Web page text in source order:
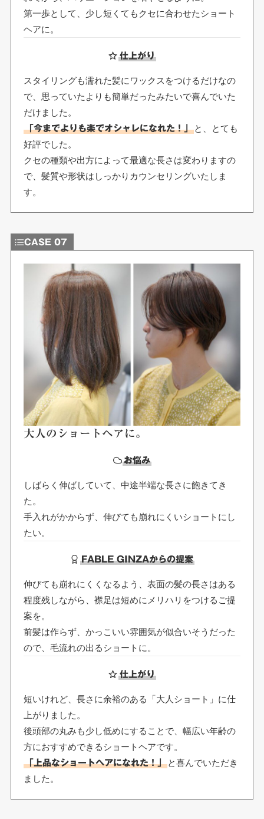
第一歩として、少し短くてもクセに合わせたショート
ヘアに。
仕上がり
スタイリングも濡れた髪にワックスをつけるだけなの
で、思っていたよりも簡単だったみたいで喜んでいた
だけました。
「今までよりも楽でオシャレになれた！」 と、とても
好評でした。
クセの種類や出方によって最適な長さは変わりますの
で、髪質や形状はしっかりカウンセリングいたしま
す。
CASE 07
大人のショートヘアに。
お悩み
しばらく伸ばしていて、中途半端な長さに飽きてき
た。
手入れがかからず、伸びても崩れにくいショートにし
たい。
FABLE GINZAからの提案
伸びても崩れにくくなるよう、表面の髪の長さはある
程度残しながら、襟足は短めにメリハリをつけるご提
案を。
前髪は作らず、かっこいい雰囲気が似合いそうだった
ので、毛流れの出るショートに。
仕上がり
短いけれど、長さに余裕のある「大人ショート」に仕
上がりました。
後頭部の丸みも少し低めにすることで、幅広い年齢の
方におすすめできるショートヘアです。
「上品なショートヘアになれた！」 と喜んでいただき
ました。